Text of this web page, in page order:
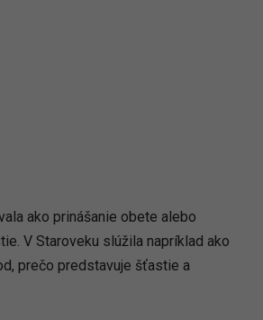
ako prinášanie obete alebo
V Staroveku slúžila napríklad ako
prečo predstavuje šťastie a